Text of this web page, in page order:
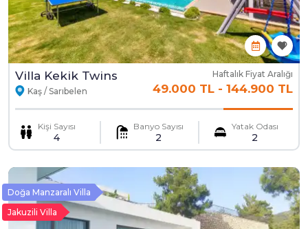
Villa Kekik Twins
Kaş / Sarıbelen
Haftalık Fiyat Aralığı
49.000 TL - 144.900 TL
Kişi Sayısı
4
Banyo Sayısı
2
Yatak Odası
2
Doğa Manzaralı Villa
Jakuzili Villa